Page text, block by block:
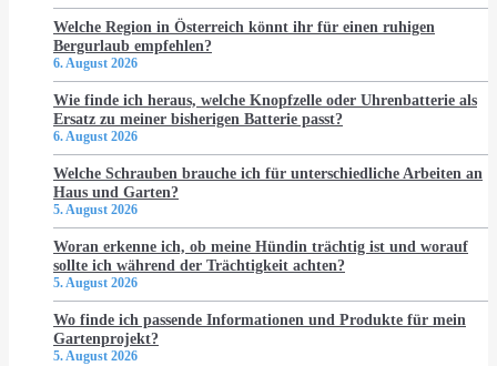
Welche Region in Österreich könnt ihr für einen ruhigen
Bergurlaub empfehlen?
6. August 2026
Wie finde ich heraus, welche Knopfzelle oder Uhrenbatterie als
Ersatz zu meiner bisherigen Batterie passt?
6. August 2026
Welche Schrauben brauche ich für unterschiedliche Arbeiten an
Haus und Garten?
5. August 2026
Woran erkenne ich, ob meine Hündin trächtig ist und worauf
sollte ich während der Trächtigkeit achten?
5. August 2026
Wo finde ich passende Informationen und Produkte für mein
Gartenprojekt?
5. August 2026